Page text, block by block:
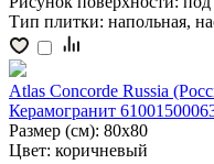
Тип плитки: напольная,
Atlas Concorde Russia
Керамогранит
Размер (см): 80x80
Цвет: коричневый